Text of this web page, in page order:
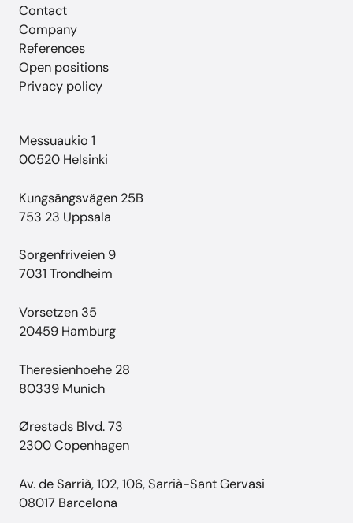
Contact
Company
References
Open positions
Privacy policy
Messuaukio 1
00520 Helsinki
Kungsängsvägen 25B
753 23 Uppsala
Sorgenfriveien 9
7031 Trondheim
Vorsetzen 35
20459 Hamburg
Theresienhoehe 28
80339 Munich
Ørestads Blvd. 73
2300 Copenhagen
Av. de Sarrià, 102, 106, Sarrià-Sant Gervasi
08017 Barcelona